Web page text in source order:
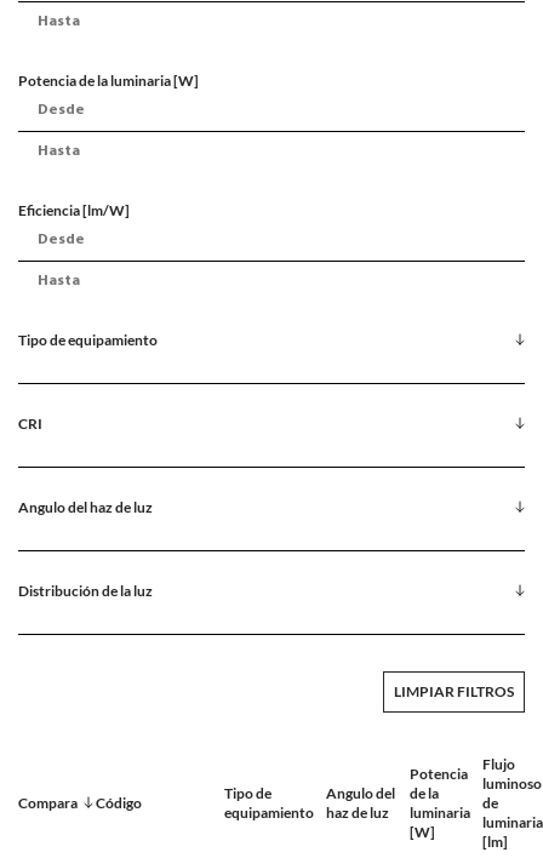
Potencia de la luminaria [W]
Eficiencia [lm/W]
Tipo de equipamiento
CRI
Angulo del haz de luz
Distribución de la luz
LIMPIAR FILTROS
Compara Código
Tipo de
equipamiento
Angulo del
haz de luz
Potencia
de la
luminaria
[W]
Flujo
luminoso
de
luminaria
[lm]